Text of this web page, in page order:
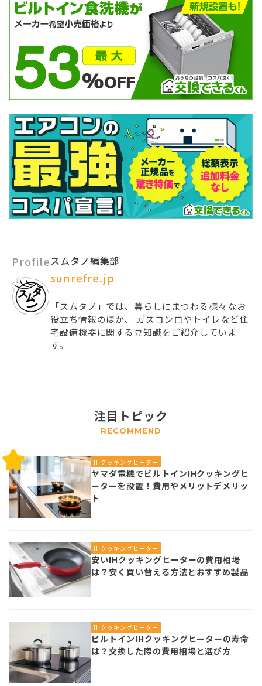
Profileスムタノ編集部
sunrefre.jp
「スムタノ」では、暮らしにまつわる様々なお
役立ち情報のほか、 ガスコンロやトイレなど住
宅設備機器に関する豆知識をご紹介していま
す。
注目トピック
RECOMMEND
IHクッキングヒーター
ヤマダ電機でビルトインIHクッキングヒ
ーターを設置！費用やメリットデメリッ
ト
IHクッキングヒーター
安いIHクッキングヒーターの費用相場
は？安く買い替える方法とおすすめ製品
IHクッキングヒーター
ビルトインIHクッキングヒーターの寿命
は？交換した際の費用相場と選び方